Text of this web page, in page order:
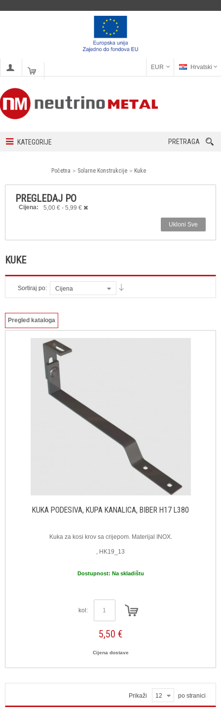
EUR Hrvatski
KATEGORIJE PRETRAGA
Početna Solarne Konstrukcije Kuke
PREGLEDAJ PO
Cijena: 5,00 € - 5,99 €
Ukloni Sve
KUKE
Sortiraj po: Cijena
Pregled kataloga
KUKA PODESIVA, KUPA KANALICA, BIBER H17 L380
Kuka za kosi krov sa crijepom. Materijal INOX.
, HK19_13
Dostupnost: Na skladištu
kol:
5,50 €
Cijena dostave
Prikaži 12 po stranici